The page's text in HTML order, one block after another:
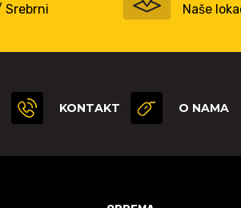
Naše
KONTAKT O NAMA